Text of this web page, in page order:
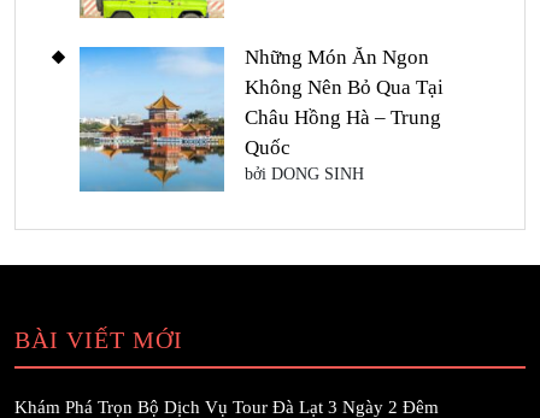
Những Món Ăn Ngon
Không Nên Bỏ Qua Tại
Châu Hồng Hà – Trung
Quốc
bởi DONG SINH
BÀI VIẾT MỚI
Khám Phá Trọn Bộ Dịch Vụ Tour Đà Lạt 3 Ngày 2 Đêm